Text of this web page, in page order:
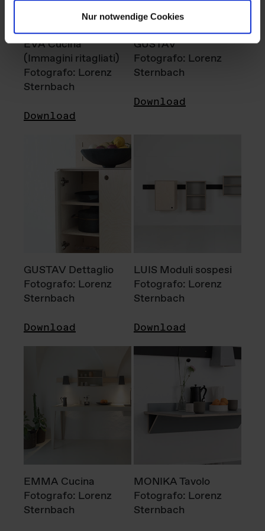
Nur notwendige Cookies
EVA Cucina
(Immagini ritagliati)
Fotografo: Lorenz
Sternbach
Download
GUSTAV
Fotografo: Lorenz
Sternbach
Download
GUSTAV Dettaglio
Fotografo: Lorenz
Sternbach
Download
LUIS Moduli sospesi
Fotografo: Lorenz
Sternbach
Download
EMMA Cucina
Fotografo: Lorenz
Sternbach
MONIKA Tavolo
Fotografo: Lorenz
Sternbach